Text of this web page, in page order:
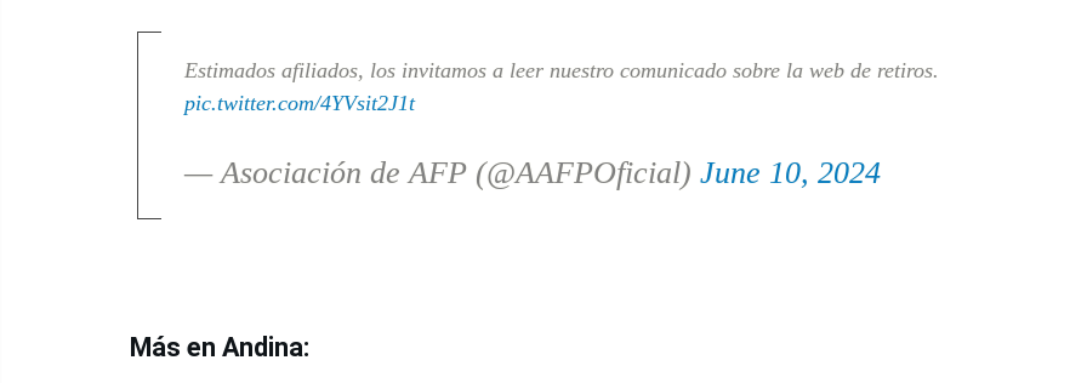
Estimados afiliados, los invitamos a leer nuestro comunicado sobre la web de retiros.
pic.twitter.com/4YVsit2J1t
— Asociación de AFP (@AAFPOficial) June 10, 2024
Más en Andina: